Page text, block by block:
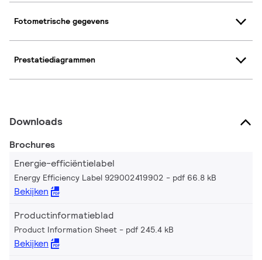
Fotometrische gegevens
Prestatiediagrammen
Downloads
Brochures
Energie-efficiëntielabel
Energy Efficiency Label 929002419902 pdf 66.8 kB
Bekijken
Productinformatieblad
Product Information Sheet pdf 245.4 kB
Bekijken